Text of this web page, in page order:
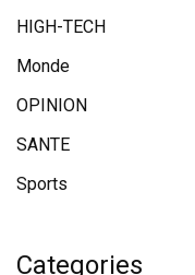
HIGH-TECH
Monde
OPINION
SANTE
Sports
Categories